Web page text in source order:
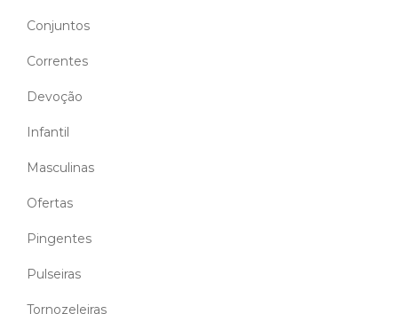
Conjuntos
Correntes
Devoção
Infantil
Masculinas
Ofertas
Pingentes
Pulseiras
Tornozeleiras